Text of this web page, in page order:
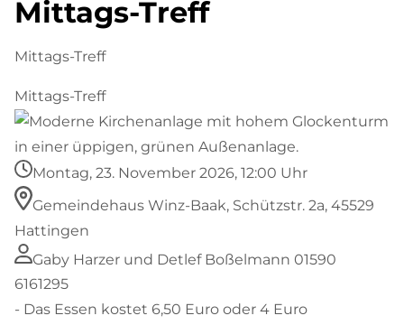
Mittags-Treff
Mittags-Treff
Mittags-Treff
Montag, 23. November 2026, 12:00 Uhr
Gemeindehaus Winz-Baak, Schützstr. 2a, 45529
Hattingen
Gaby Harzer und Detlef Boßelmann 01590
6161295
- Das Essen kostet 6,50 Euro oder 4 Euro